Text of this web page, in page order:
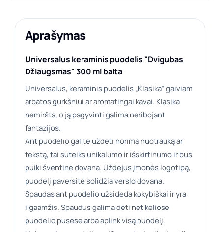
Aprašymas
Universalus keraminis puodelis "Dvigubas
Džiaugsmas" 300 ml balta
Universalus, keraminis puodelis „Klasika“ gaiviam
arbatos gurkšniui ar aromatingai kavai. Klasika
nemiršta, o ją pagyvinti galima neribojant
fantazijos.
Ant puodelio galite uždėti norimą nuotrauką ar
tekstą, tai suteiks unikalumo ir išskirtinumo ir bus
puiki šventinė dovana. Uždėjus įmonės logotipą,
puodelį paversite solidžia verslo dovana.
Spaudas ant puodelio užsideda kokybiškai ir yra
ilgaamžis. Spaudus galima dėti net keliose
puodelio pusėse arba aplink visą puodelį.